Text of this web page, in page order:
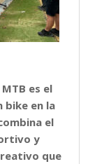
es el
bike en la
el
y
que